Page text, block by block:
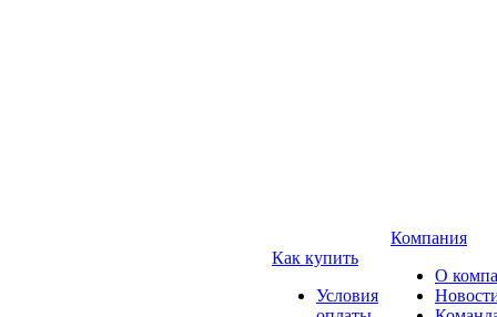
Как купить
Условия
Компания
О